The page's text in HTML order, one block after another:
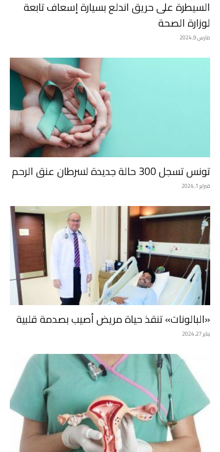
السيطرة على حريق اندلع بسيارة إسعاف تابعة
لوزارة الصحة
مارس 9, 2024
تونس تسجل 300 حالة جديدة لسرطان عنق الرحم
فبراير 1, 2024
«البالونات» تنقذ حياة مريض أصيب بصدمة قلبية
يناير 27, 2024